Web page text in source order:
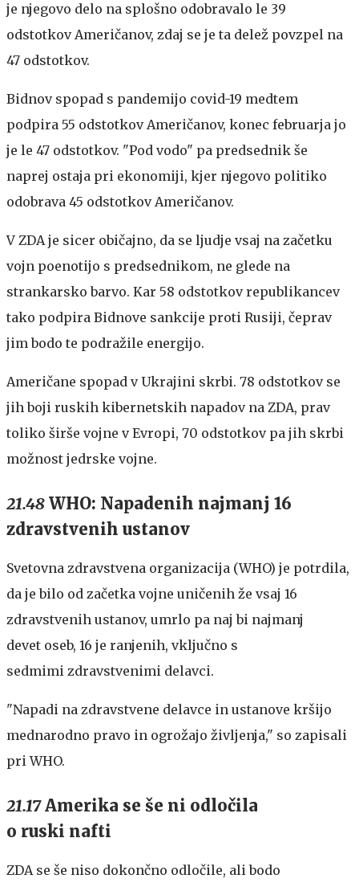
je njegovo delo na splošno odobravalo le 39
odstotkov Američanov, zdaj se je ta delež povzpel na
47 odstotkov.
Bidnov spopad s pandemijo covid-19 medtem
podpira 55 odstotkov Američanov, konec februarja jo
je le 47 odstotkov. "Pod vodo" pa predsednik še
naprej ostaja pri ekonomiji, kjer njegovo politiko
odobrava 45 odstotkov Američanov.
V ZDA je sicer običajno, da se ljudje vsaj na začetku
vojn poenotijo s predsednikom, ne glede na
strankarsko barvo. Kar 58 odstotkov republikancev
tako podpira Bidnove sankcije proti Rusiji, čeprav
jim bodo te podražile energijo.
Američane spopad v Ukrajini skrbi. 78 odstotkov se
jih boji ruskih kibernetskih napadov na ZDA, prav
toliko širše vojne v Evropi, 70 odstotkov pa jih skrbi
možnost jedrske vojne.
21.48 WHO: Napadenih najmanj 16
zdravstvenih ustanov
Svetovna zdravstvena organizacija (WHO) je potrdila,
da je bilo od začetka vojne uničenih že vsaj 16
zdravstvenih ustanov, umrlo pa naj bi najmanj
devet oseb, 16 je ranjenih, vključno s
sedmimi zdravstvenimi delavci.
"Napadi na zdravstvene delavce in ustanove kršijo
mednarodno pravo in ogrožajo življenja," so zapisali
pri WHO.
21.17Amerika se še ni odločila
o ruski nafti
ZDA se še niso dokončno odločile, ali bodo